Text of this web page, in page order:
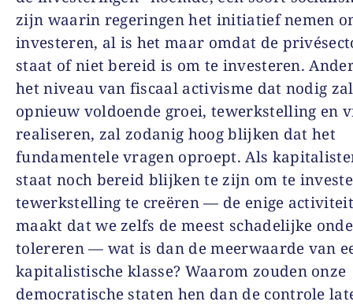
zijn waarin regeringen het initiatief nemen
investeren, al is het maar omdat de
staat of niet bereid is om te investeren.
het niveau van fiscaal activisme dat nodig
opnieuw voldoende groei, tewerkstelling en
realiseren, zal zodanig hoog blijken dat het
fundamentele vragen oproept. Als
staat noch bereid blijken te zijn om te
tewerkstelling te creëren — de enige
maakt dat we zelfs de meest schadelijke
tolereren — wat is dan de meerwaarde van
kapitalistische klasse? Waarom zouden onze
democratische staten hen dan de controle